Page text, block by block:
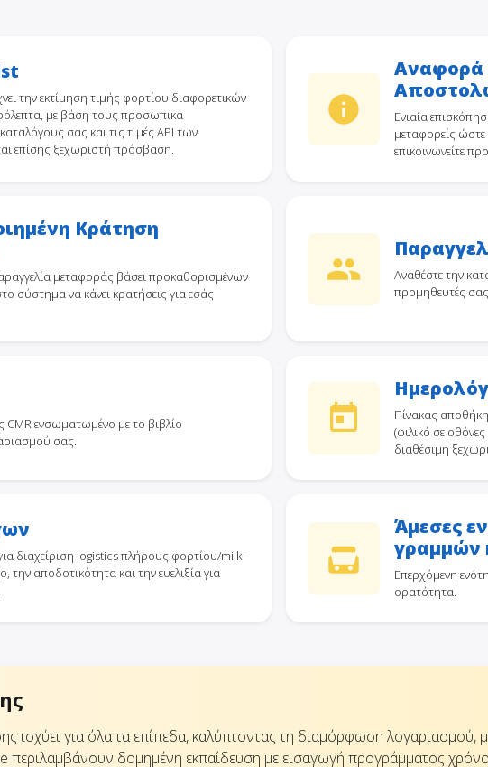
την εκτίμηση τιμής φορτίου διαφορετικών
με βάση τους προσωπικά
σας και τις τιμές API των
επίσης ξεχωριστή πρόσβαση.
Αναφορά
Ενιαία
μεταφορείς ώστε
επικοινωνείτε
Κράτηση
μεταφοράς βάσει προκαθορισμένων
σύστημα να κάνει κρατήσεις για εσάς
Αναθέστε την
προμηθευτές σας
CMR ενσωματωμένο με το βιβλίο
σας.
Πίνακας
(φιλικό σε
διαθέσιμη
διαχείριση logistics πλήρους φορτίου/milk-
την αποδοτικότητα και την ευελιξία για
Άμεσες
γραμμών
Επερχόμενη
ορατότητα.
ισχύει για όλα τα επίπεδα, καλύπτοντας τη διαμόρφωση λογαριασμού,
περιλαμβάνουν δομημένη εκπαίδευση με εισαγωγή προγράμματος